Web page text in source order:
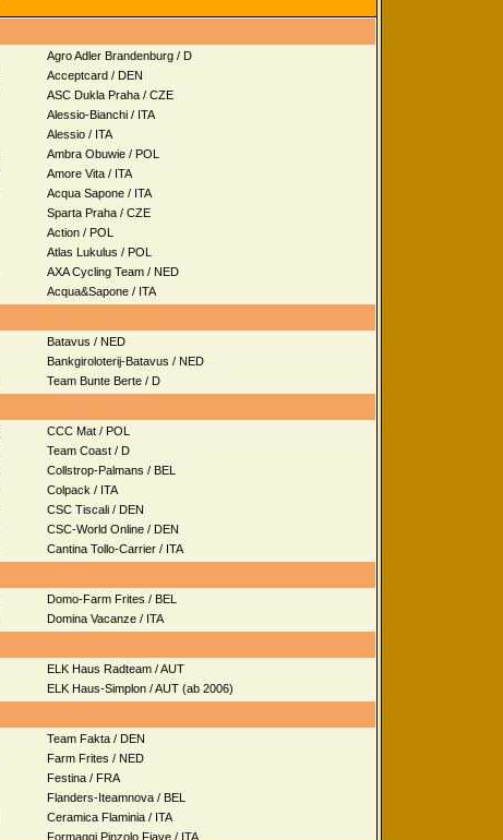
Agro Adler Brandenburg / D
Acceptcard / DEN
ASC Dukla Praha / CZE
Alessio-Bianchi / ITA
Alessio / ITA
Ambra Obuwie / POL
Amore Vita / ITA
Acqua Sapone / ITA
Sparta Praha / CZE
Action / POL
Atlas Lukulus / POL
AXA Cycling Team / NED
Acqua&Sapone / ITA
Batavus / NED
Bankgiroloterij-Batavus / NED
Team Bunte Berte / D
CCC Mat / POL
Team Coast / D
Collstrop-Palmans / BEL
Colpack / ITA
CSC Tiscali / DEN
CSC-World Online / DEN
Cantina Tollo-Carrier / ITA
Domo-Farm Frites / BEL
Domina Vacanze / ITA
ELK Haus Radteam / AUT
ELK Haus-Simplon / AUT (ab 2006)
Team Fakta / DEN
Farm Frites / NED
Festina / FRA
Flanders-Iteamnova / BEL
Ceramica Flaminia / ITA
Formaggi Pinzolo Fiave / ITA